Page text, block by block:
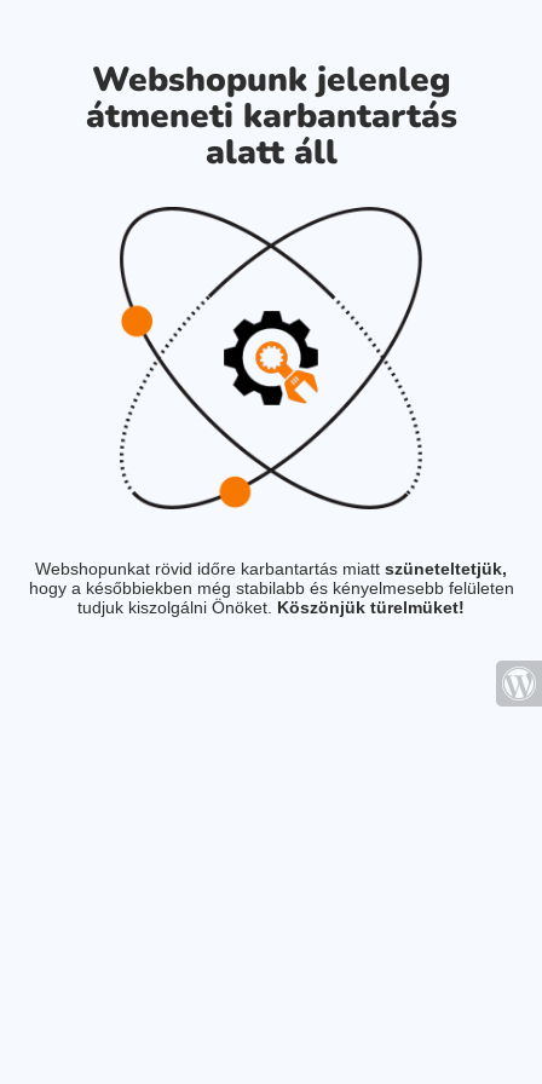
Webshopunk jelenleg
átmeneti karbantartás
alatt áll
Webshopunkat rövid időre karbantartás miatt szüneteltetjük,
hogy a későbbiekben még stabilabb és kényelmesebb felületen
tudjuk kiszolgálni Önöket. Köszönjük türelmüket!